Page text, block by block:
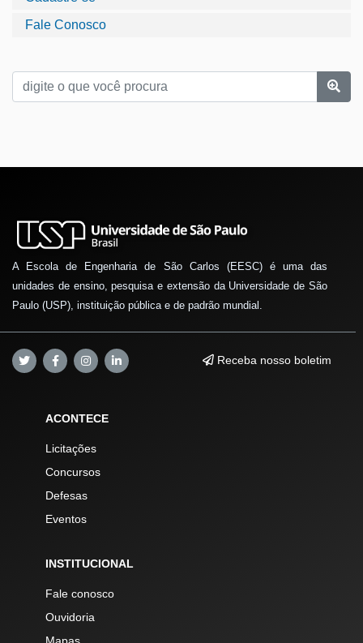
Fale Conosco
A Escola de Engenharia de São Carlos (EESC) é uma das
unidades de ensino, pesquisa e extensão da Universidade de São
Paulo (USP), instituição pública e de padrão mundial.
Receba nosso boletim
ACONTECE
Licitações
Concursos
Defesas
Eventos
INSTITUCIONAL
Fale conosco
Ouvidoria